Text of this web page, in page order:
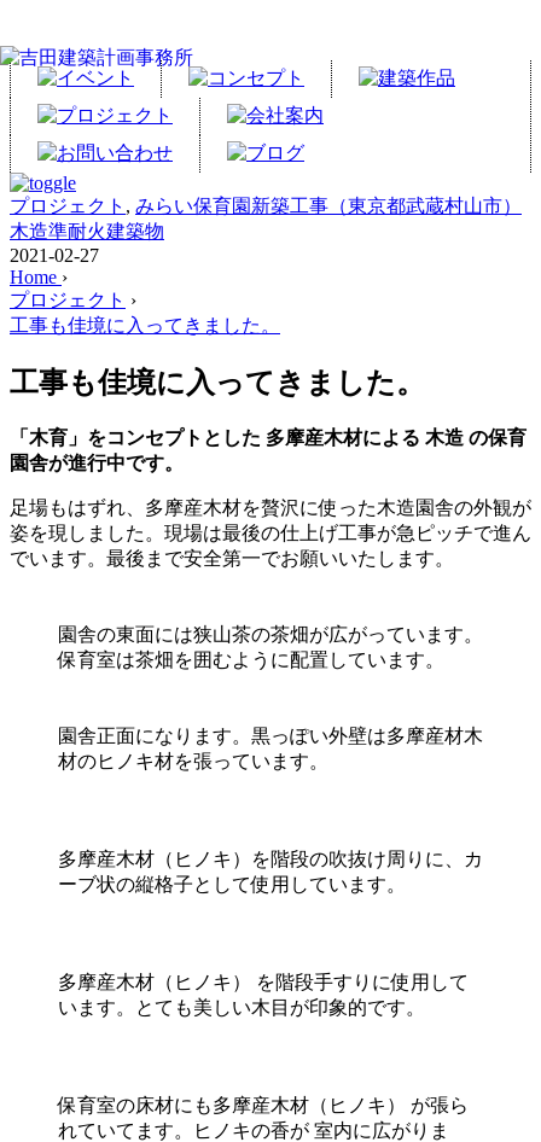
プロジェクト , みらい保育園新築工事（東京都武蔵村山市）
木造準耐火建築物
2021-02-27
Home ›
プロジェクト ›
工事も佳境に入ってきました。
工事も佳境に入ってきました。
「木育」をコンセプトとした 多摩産木材による 木造 の保育
園舎が進行中です。
足場もはずれ、多摩産木材を贅沢に使った木造園舎の外観が
姿を現しました。現場は最後の仕上げ工事が急ピッチで進ん
でいます。最後まで安全第一でお願いいたします。
園舎の東面には狭山茶の茶畑が広がっています。
保育室は茶畑を囲むように配置しています。
園舎正面になります。黒っぽい外壁は多摩産材木
材のヒノキ材を張っています。
多摩産木材（ヒノキ）を階段の吹抜け周りに、カ
ーブ状の縦格子として使用しています。
多摩産木材（ヒノキ） を階段手すりに使用して
います。とても美しい木目が印象的です。
保育室の床材にも多摩産木材（ヒノキ） が張ら
れていてます。ヒノキの香が 室内に広がりま